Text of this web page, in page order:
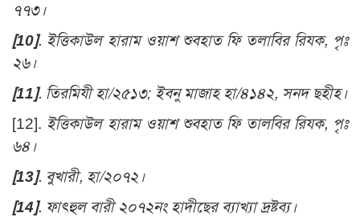
৭৭৩।
[10]. ইত্তিকাউল হারাম ওয়াশ শুবহাত ফি তলাবির রিযক, পৃঃ
২৬।
[11]. তিরমিযী হা/২৫১৩; ইবনু মাজাহ হা/৪১৪২, সনদ ছহীহ।
[12]. ইত্তিকাউল হারাম ওয়াশ শুবহাত ফি তালবির রিযক, পৃঃ
৬৪ ।
[13]. বুখারী, হা/২০৭২ ।
[14]. ফাৎহুল বারী ২০৭২নং হাদীছের ব্যাখ্যা দ্রষ্টব্য।